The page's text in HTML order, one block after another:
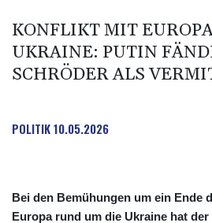
CLP
CNY
CNH
CUC
CUP
DJF
DKK
KONFLIKT MIT
UKRAINE: PUTIN
SCHRÖDER ALS
POLITIK10.05.2026
Bei den Bemühungen um ein Ende
Europa rund um die Ukraine hat